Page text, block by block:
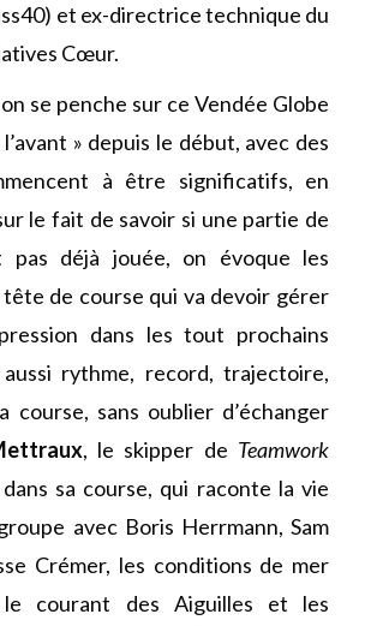
et ex-directrice technique du
Cœur.
se penche sur ce Vendée Globe
» depuis le début, avec des
à être significatifs, en
le fait de savoir si une partie de
pas déjà jouée, on évoque les
de course qui va devoir gérer
dans les tout prochains
rythme, record, trajectoire,
sans oublier d’échanger
, le skipper de Teamwork
sa course, qui raconte la vie
avec Boris Herrmann, Sam
Crémer, les conditions de mer
courant des Aiguilles et les